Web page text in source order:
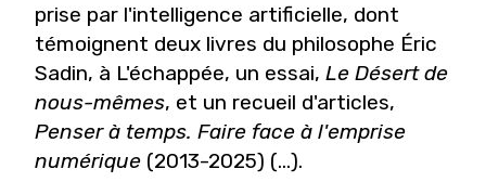
prise par l'intelligence artificielle, dont
témoignent deux livres du philosophe Éric
Sadin, à L'échappée, un essai, Le Désert de
nous-mêmes, et un recueil d'articles,
Penser à temps. Faire face à l'emprise
numérique (2013-2025) (...).